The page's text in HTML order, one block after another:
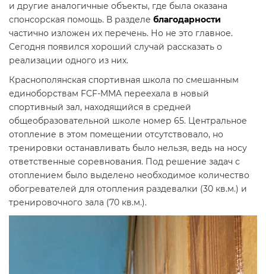
и другие аналогичные объекты, где была оказана
спонсорская помощь. В разделе благодарности
частично изложен их перечень. Но не это главное.
Сегодня появился хороший случай рассказать о
реализации одного из них.
Краснополянская спортивная школа по смешанным
единоборствам FCF-MMA переехала в новый
спортивный зал, находящийся в средней
общеобразовательной школе номер 65. Центральное
отопление в этом помещении отсутствовало, но
тренировки останавливать было нельзя, ведь на носу
ответственные соревнования. Под решение задач с
отоплением было выделено необходимое количество
обогревателей для отопления раздевалки (30 кв.м.) и
тренировочного зала (70 кв.м.).